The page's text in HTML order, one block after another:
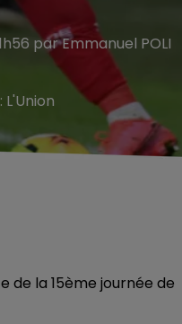
par Emmanuel POLI
L'Union
de la 15ème journée de